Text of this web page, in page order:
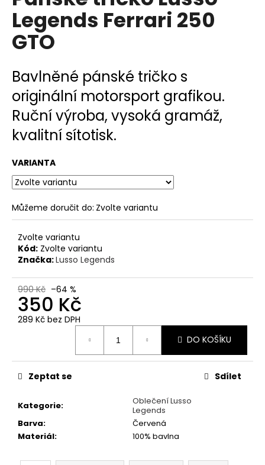
0,0
5
hvězdiček.
Legends Ferrari 250
GTO
Bavlněné pánské tričko s
originální motorsport grafikou.
Ruční výroba, vysoká gramáž,
kvalitní sítotisk.
VARIANTA
Můžeme doručit do: Zvolte variantu
Zvolte variantu
Kód: Zvolte variantu
Značka:Lusso Legends
990 Kč –64 %
350 Kč
289 Kč bez DPH
DO KOŠÍKU
Kategorie:
Oblečení Lusso
Legends
Barva:
Červená
Materiál: 100% bavlna
Zeptat se Sdílet
a
j
í
?
HLEDAT
D
o
p
u
č
u
e
m
TRIČKO
LANCIA
RALLY
SAN
1978